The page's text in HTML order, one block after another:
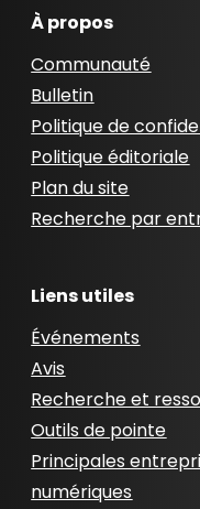
À propos
Communauté
Bulletin
Politique de
Politique éditoriale
Plan du site
Recherche par
Liens utiles
Événements
Avis
Recherche et
Outils de pointe
Principales
numériques